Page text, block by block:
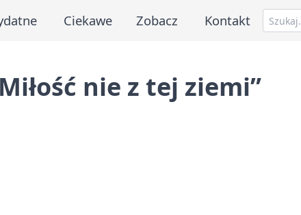
Ciekawe Zobacz Kontakt
nie z tej ziemi”